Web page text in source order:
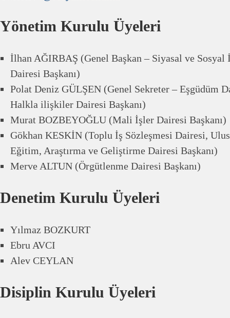
Yönetim Kurulu Üyeleri
İlhan AĞIRBAŞ (Genel Başkan – Siyasal ve
Dairesi Başkanı)
Polat Deniz GÜLŞEN (Genel Sekreter – Eşgüdüm
Halkla ilişkiler Dairesi Başkanı)
Murat BOZBEYOĞLU (Mali İşler Dairesi Başkanı)
Gökhan KESKİN (Toplu İş Sözleşmesi Dairesi,
Eğitim, Araştırma ve Geliştirme Dairesi Başkanı)
Merve ALTUN (Örgütlenme Dairesi Başkanı)
Denetim Kurulu Üyeleri
Yılmaz BOZKURT
Ebru AVCI
Alev CEYLAN
Disiplin Kurulu Üyeleri